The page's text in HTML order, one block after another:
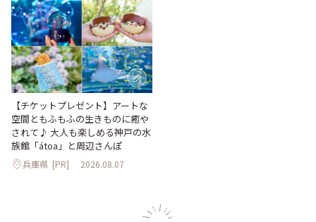
【チケットプレゼント】アートな
空間ともふもふの生きものに癒や
されて♪ 大人も楽しめる神戸の水
族館「átoa」と周辺さんぽ
兵庫県 [PR] 2026.08.07